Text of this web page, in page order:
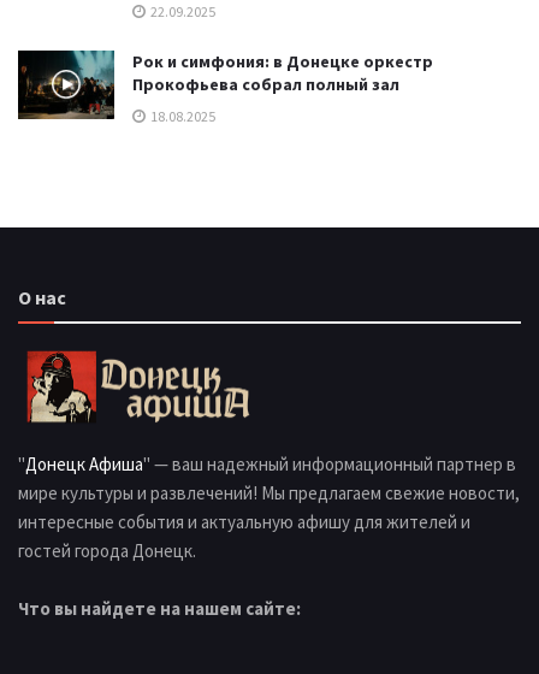
22.09.2025
Рок и симфония: в Донецке оркестр
Прокофьева собрал полный зал
18.08.2025
О нас
"Донецк Афиша" — ваш надежный информационный партнер в
мире культуры и развлечений! Мы предлагаем свежие новости,
интересные события и актуальную афишу для жителей и
гостей города Донецк.
Что вы найдете на нашем сайте: